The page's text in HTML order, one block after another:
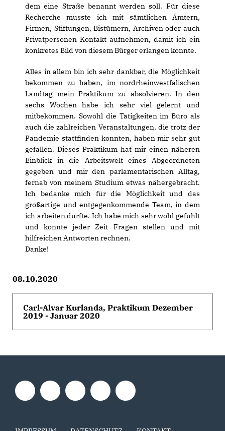
dem eine Straße benannt werden soll. Für diese
Recherche musste ich mit sämtlichen Ämtern,
Firmen, Stiftungen, Bistümern, Archiven oder auch
Privatpersonen Kontakt aufnehmen, damit ich ein
konkretes Bild von diesem Bürger erlangen konnte.
Alles in allem bin ich sehr dankbar, die Möglichkeit
bekommen zu haben, im nordrheinwestfälischen
Landtag mein Praktikum zu absolvieren. In den
sechs Wochen habe ich sehr viel gelernt und
mitbekommen. Sowohl die Tätigkeiten im Büro als
auch die zahlreichen Veranstaltungen, die trotz der
Pandemie stattfinden konnten, haben mir sehr gut
gefallen. Dieses Praktikum hat mir einen näheren
Einblick in die Arbeitswelt eines Abgeordneten
gegeben und mir den parlamentarischen Alltag,
fernab von meinem Studium etwas nähergebracht.
Ich bedanke mich für die Möglichkeit und das
großartige und entgegenkommende Team, in dem
ich arbeiten durfte. Ich habe mich sehr wohl gefühlt
und konnte jeder Zeit Fragen stellen und mit
hilfreichen Antworten rechnen.
Danke!
08.10.2020
Carl-Alvar Kurlanda, Praktikum Dezember
2019 - Januar 2020